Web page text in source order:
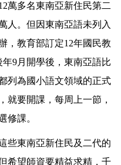
萬多名東南亞新住民第二
人。但因東南亞語未列入
，教育部訂定12年國民教
9月開學後，東南亞語比
列為國小語文領域的正式
就要開課，每周上一節，
修課。
些東南亞新住民及二代的
希望師資要精益求精，千